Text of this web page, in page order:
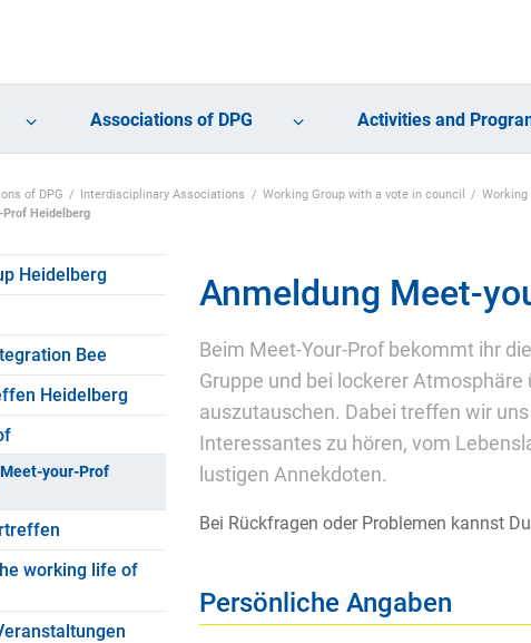
Associations of DPG Activities and
of DPG Interdisciplinary Associations Working Group with a vote in council Working
Heidelberg
Heidelberg
Bee
Heidelberg
your-Prof
working life of
Anmeldung Meet-
Beim Meet-Your-Prof bekommt ihr
Gruppe und bei lockerer
auszutauschen. Dabei treffen wir
Interessantes zu hören, vom
lustigen Annekdoten.
Bei Rückfragen oder Problemen kannst
Persönliche Angaben